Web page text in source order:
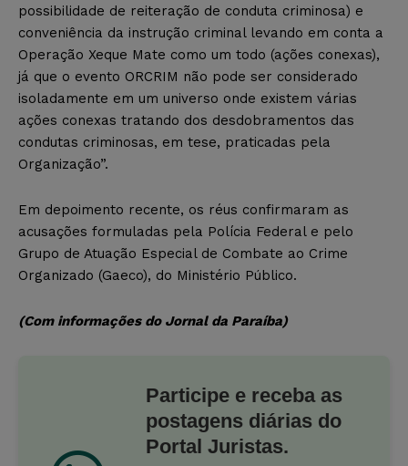
possibilidade de reiteração de conduta criminosa) e
conveniência da instrução criminal levando em conta a
Operação Xeque Mate como um todo (ações conexas),
já que o evento ORCRIM não pode ser considerado
isoladamente em um universo onde existem várias
ações conexas tratando dos desdobramentos das
condutas criminosas, em tese, praticadas pela
Organização”.
Em depoimento recente, os réus confirmaram as
acusações formuladas pela Polícia Federal e pelo
Grupo de Atuação Especial de Combate ao Crime
Organizado (Gaeco), do Ministério Público.
(Com informações do Jornal da Paraíba)
Participe e receba as
postagens diárias do
Portal Juristas.